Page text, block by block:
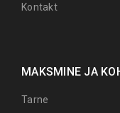
Kontakt
MAKSMINE JA
Tarne